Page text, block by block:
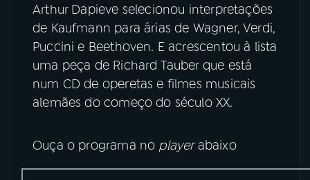
Instagram X
TikTok
Arthur Dapieve selecionou interpretações
de Kaufmann para árias de Wagner, Verdi,
Puccini e Beethoven. E acrescentou à lista
uma peça de Richard Tauber que está
num CD de operetas e filmes musicais
alemães do começo do século XX.
Ouça o programa no playerabaixo